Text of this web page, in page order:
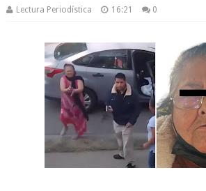
Lectura Periodística 16:21 0